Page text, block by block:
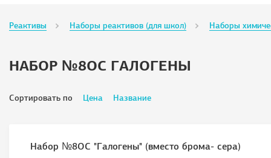
Реактивы Наборы реактивов (для школ) Наборы
НАБОР №8ОС ГАЛОГЕНЫ
Сортировать по Цена Название
Набор №8ОС "Галогены" (вместо брома- сера)